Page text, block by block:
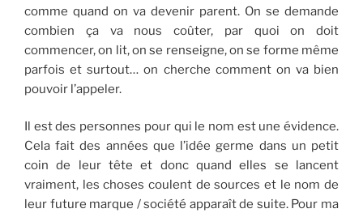
comme quand on va devenir parent. On se demande
combien ça va nous coûter, par quoi on doit
commencer, on lit, on se renseigne, on se forme même
parfois et surtout… on cherche comment on va bien
pouvoir l’appeler.
Il est des personnes pour qui le nom est une évidence.
Cela fait des années que l’idée germe dans un petit
coin de leur tête et donc quand elles se lancent
vraiment, les choses coulent de sources et le nom de
leur future marque / société apparaît de suite. Pour ma